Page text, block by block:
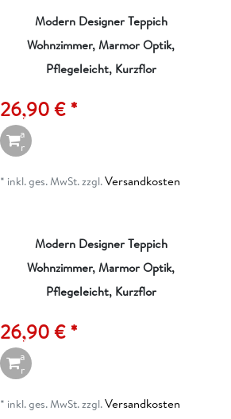
Modern Designer Teppich
Wohnzimmer, Marmor Optik,
Pflegeleicht, Kurzflor
26,90 € *
n
W
a
r
e
n
k
* inkl. ges. MwSt.zzgl.Versandkosten
Modern Designer Teppich
Wohnzimmer, Marmor Optik,
Pflegeleicht, Kurzflor
26,90 € *
n
W
a
r
e
n
k
* inkl. ges. MwSt.zzgl.Versandkosten